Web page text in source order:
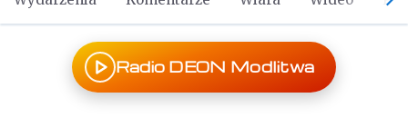
Radio DEON Modlitwa